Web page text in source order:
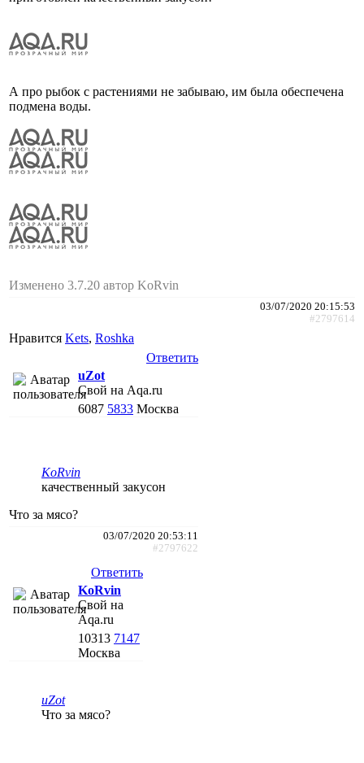
А про рыбок с растениями не забываю, им была обеспечена
подмена воды.
Изменено 3.7.20 автор KoRvin
03/07/2020 20:15:53
#2797614
Нравится Kets, Roshka
Ответить
uZot
Свой на Aqa.ru
6087 5833 Москва
KoRvin
качественный закусон
Что за мясо?
03/07/2020 20:53:11
#2797622
Ответить
KoRvin
Свой на
Aqa.ru
10313 7147
Москва
uZot
Что за мясо?